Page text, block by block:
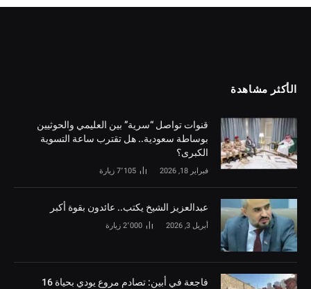
الأكثر مشاهدة
قنوات تواصل “سرية” بين العليمي والحوثيين
بوساطة سعودية.. هل تقترب ساعة التسوية
الكبرى؟
فبراير 18, 2026 7٬105 زيارة
‏عبدالعزيز الشيخ يكتب.. عائدون بقوة أكبر
أبريل 3, 2026 2٬000 زيارة
فاجعة في أبين: تصادم مروع يودي بحياة 16